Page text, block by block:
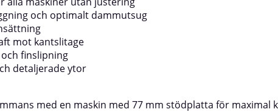
och optimalt dammutsug
mot kantslitage
finslipning
detaljerade ytor
med en maskin med 77 mm stödplatta för